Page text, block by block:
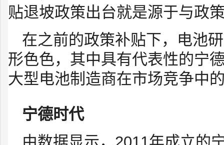
贴退坡政策出台就是源于与政
在之前的政策补贴下，电池
形色色，其中具有代表性的宁
大型电池制造商在市场竞争中
宁德时代